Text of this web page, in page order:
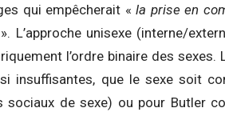
qui empêcherait «la prise en
». L’approche unisexe (interne/
l’ordre binaire des sexes.
insuffisantes, que le sexe soit
de sexe) ou pour Butler